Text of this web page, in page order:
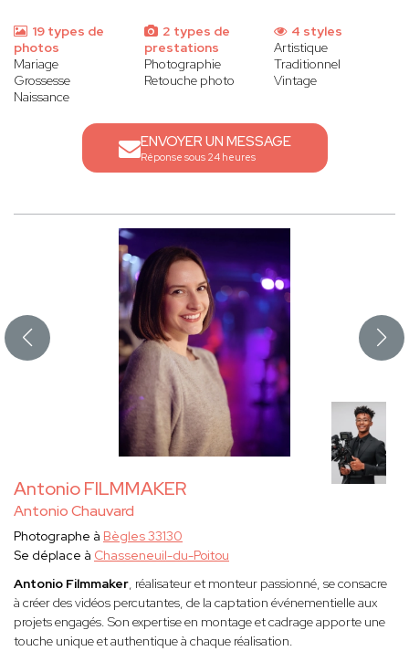
19 types de
photos
Mariage
Grossesse
Naissance
2 types de
prestations
Photographie
Retouche photo
4 styles
Artistique
Traditionnel
Vintage
ENVOYER UN MESSAGE
Réponse sous 24 heures
Antonio FILMMAKER
Antonio Chauvard
Photographe à Bègles 33130
Se déplace à Chasseneuil-du-Poitou
Antonio Filmmaker, réalisateur et monteur passionné, se consacre
à créer des vidéos percutantes, de la captation événementielle aux
projets engagés. Son expertise en montage et cadrage apporte une
touche unique et authentique à chaque réalisation.